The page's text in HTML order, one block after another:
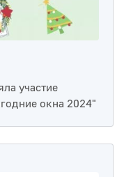
участие
окна 2024"